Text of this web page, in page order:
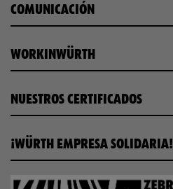
COMUNICACIÓN
WORKINWÜRTH
NUESTROS CERTIFICADOS
¡WÜRTH EMPRESA SOLIDARIA!